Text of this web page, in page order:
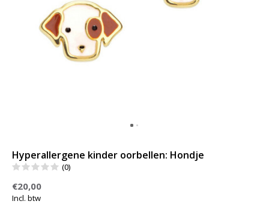
Hyperallergene kinder oorbellen: Hondje
(0)
€20,00
Incl. btw